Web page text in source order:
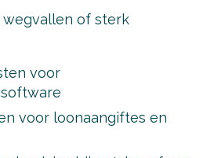
of sterk
voor
voor loonaangiftes en